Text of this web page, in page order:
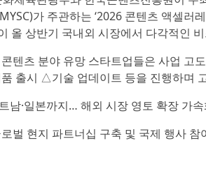
가 주관하는 ‘2026 콘텐츠 액셀
올 상반기 국내외 시장에서 다각적인
텐츠 분야 유망 스타트업들은 사업
출시 △기술 업데이트 등을 진행하며
남·일본까지… 해외 시장 영토 확장 가
벌 현지 파트너십 구축 및 국제 행사